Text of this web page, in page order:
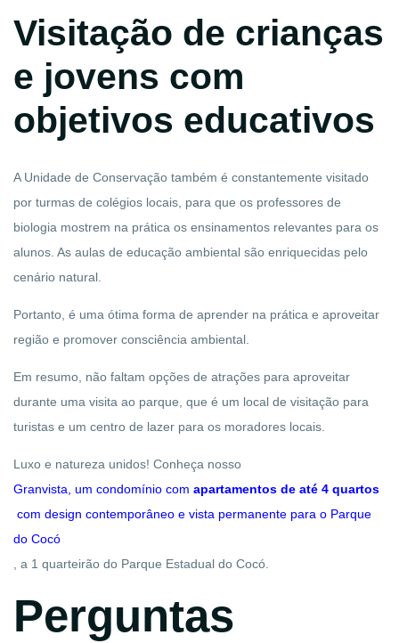
Visitação de crianças
e jovens com
objetivos educativos
A Unidade de Conservação também é constantemente visitado
por turmas de colégios locais, para que os professores de
biologia mostrem na prática os ensinamentos relevantes para os
alunos. As aulas de educação ambiental são enriquecidas pelo
cenário natural.
Portanto, é uma ótima forma de aprender na prática e aproveitar
região e promover consciência ambiental.
Em resumo, não faltam opções de atrações para aproveitar
durante uma visita ao parque, que é um local de visitação para
turistas e um centro de lazer para os moradores locais.
Luxo e natureza unidos! Conheça nosso
Granvista, um condomínio com apartamentos de até 4 quartos
com design contemporâneo e vista permanente para o Parque
do Cocó
, a 1 quarteirão do Parque Estadual do Cocó.
Perguntas